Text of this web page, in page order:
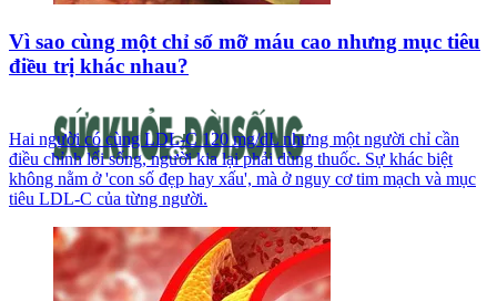
Vì sao cùng một chỉ số mỡ máu cao nhưng mục tiêu
điều trị khác nhau?
Hai người có cùng LDL-C 120 mg/dL nhưng một người chỉ cần
điều chỉnh lối sống, người kia lại phải dùng thuốc. Sự khác biệt
không nằm ở 'con số đẹp hay xấu', mà ở nguy cơ tim mạch và mục
tiêu LDL-C của từng người.